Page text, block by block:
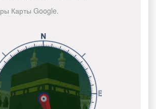
Карты Google.